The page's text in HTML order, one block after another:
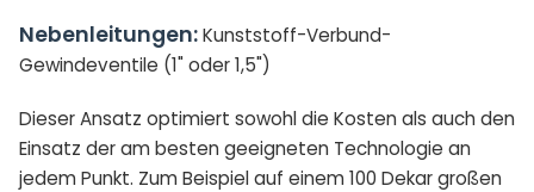
Nebenleitungen:Kunststoff-Verbund-
Gewindeventile (1" oder 1,5")
Dieser Ansatz optimiert sowohl die Kosten als auch den
Einsatz der am besten geeigneten Technologie an
jedem Punkt. Zum Beispiel auf einem 100 Dekar großen